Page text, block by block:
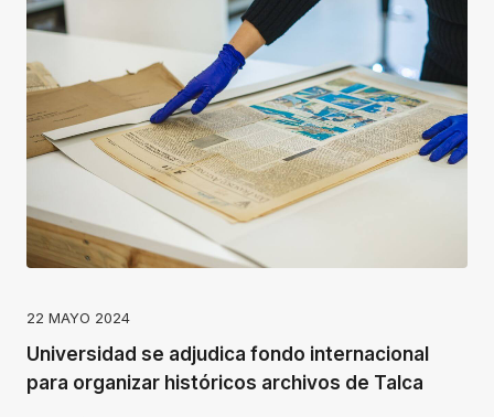
22 MAYO 2024
Universidad se adjudica fondo internacional
para organizar históricos archivos de Talca